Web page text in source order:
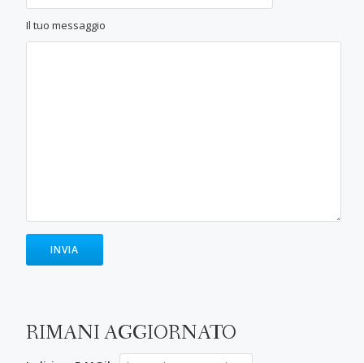
Il tuo messaggio
RIMANI AGGIORNATO